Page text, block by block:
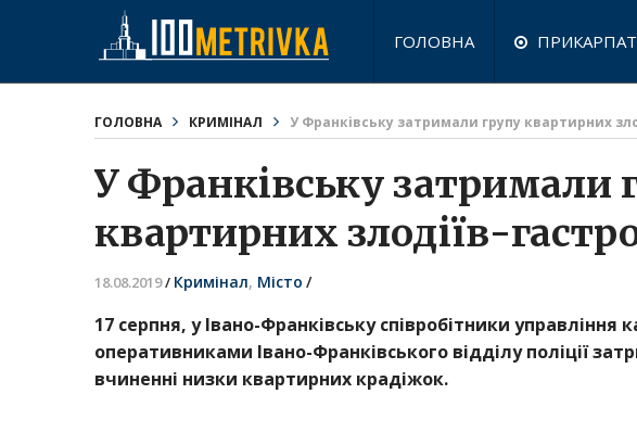
ГОЛОВНА
ГОЛОВНА КРИМІНАЛ У Франківську затримали групу квартирних
У Франківську затримали
квартирних злодіїв-
18.08.2019/ Кримінал, Місто /
17 серпня, у Івано-Франківську співробітники управління
оперативниками Івано-Франківського відділу поліції
вчиненні низки квартирних крадіжок.